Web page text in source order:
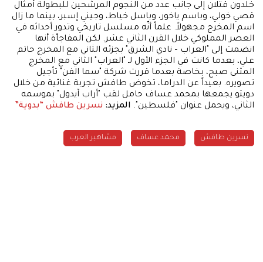
خلدون قتلان إلى جانب عدد من النجوم المرشحين للبطولة أمثال
قصي خولي، وباسم ياخور، وباسل خياط، وجيني إسبر، بينما ما زال
اسم المخرج مجهولاً. علماً أنّه مسلسل تاريخي وتدور أحداثه في
العصر المملوكي خلال القرن الثاني عشر. لكن المفاجأة أنها
انضمت إلى "العراب – نادي الشرق" بجزئه الثاني مع المخرج حاتم
علي، بعدما كانت في الجزء الأول لـ "العراب" الثاني مع المخرج
المثنى صبح، بخاصة بعدما قررت شركة "سما الفن" تأجيل
تصويره. بعيداً عن الدراما، تخوض طافش تجربة غنائية من خلال
دويتو يجمعها بمحمد عساف حامل لقب "أراب آيدول" بموسمه
الثاني، ويحمل عنوان "فلسطين". المزيد: نسرين طافش “بدوية”
نسرين طافش محمد عساف مشاهير العرب